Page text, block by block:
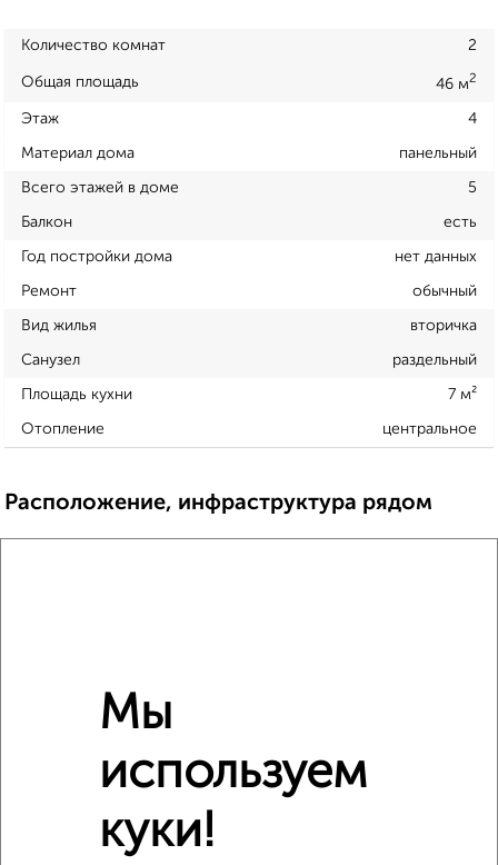
Количество комнат 2
Общая площадь 46 м2
Этаж 4
Материал дома панельный
Всего этажей в доме 5
Балкон есть
Год постройки дома нет данных
Ремонт обычный
Вид жилья вторичка
Санузел раздельный
Площадь кухни 7 м²
Отопление центральное
Расположение, инфраструктура рядом
Мы
используем
куки!